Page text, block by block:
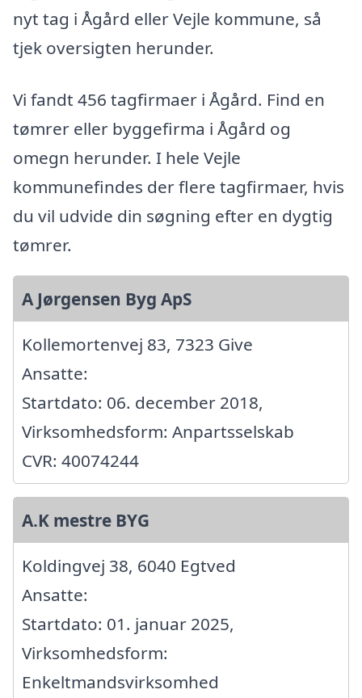
nyt tag i Ågård eller Vejle kommune, så
tjek oversigten herunder.
Vi fandt 456 tagfirmaer i Ågård. Find en
tømrer eller byggefirma i Ågård og
omegn herunder. I hele Vejle
kommunefindes der flere tagfirmaer, hvis
du vil udvide din søgning efter en dygtig
tømrer.
A Jørgensen Byg ApS
Kollemortenvej 83, 7323 Give
Ansatte:
Startdato: 06. december 2018,
Virksomhedsform: Anpartsselskab
CVR: 40074244
A.K mestre BYG
Koldingvej 38, 6040 Egtved
Ansatte:
Startdato: 01. januar 2025,
Virksomhedsform:
Enkeltmandsvirksomhed